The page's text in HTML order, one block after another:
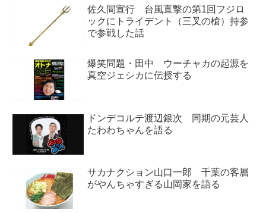
佐久間宣行 台風直撃の第1回フジロ
ックにトライデント（三叉の槍）持参
で参戦した話
爆笑問題・田中 ウーチャカの起源を
真空ジェシカに伝授する
ドンデコルテ渡辺銀次 同期の元芸人
たわわちゃんを語る
サカナクション山口一郎 千葉の客層
がやんちゃすぎる山岡家を語る